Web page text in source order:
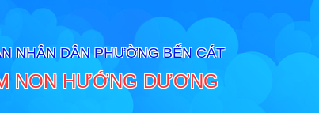
NHÂN DÂN PHƯỜNG BẾN CÁT
NON HƯỚNG DƯƠNG